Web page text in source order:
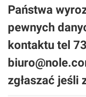
Państwa
pewnych
kontaktu tel
zgłaszać jeśli